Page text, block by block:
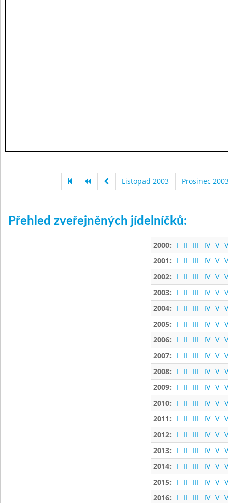
Listopad 2003 Prosinec
Přehled zveřejněných jídelníčků:
2000: I II III IV V
2001:
I II III IV V
2002:
I II III IV V
2003:
I II III IV V
2004:
I II III IV V
2005:
I II III IV V
2006:
I II III IV V
2007:
I II III IV V
2008:
I II III IV V
2009:
I II III IV V
2010:
I II III IV V
2011:
I II III IV V
2012:
I II III IV V
2013:
I II III IV V
2014:
I II III IV V
2015:
I II III IV V
2016:
I II III IV V